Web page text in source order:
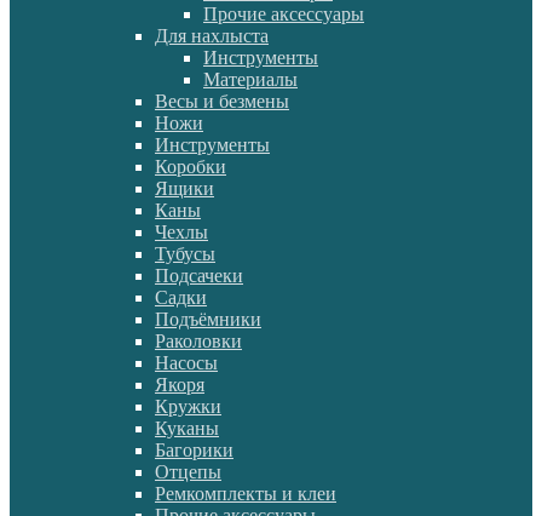
Прочие аксессуары
Для нахлыста
Инструменты
Материалы
Весы и безмены
Ножи
Инструменты
Коробки
Ящики
Каны
Чехлы
Тубусы
Подсачеки
Садки
Подъёмники
Раколовки
Насосы
Якоря
Кружки
Куканы
Багорики
Отцепы
Ремкомплекты и клеи